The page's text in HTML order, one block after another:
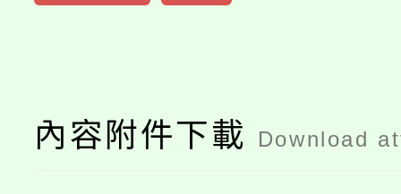
內容附件下載 Download